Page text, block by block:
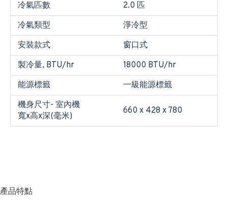
冷氣匹數
2.0 匹
冷氣類型
淨冷型
安裝款式
窗口式
製冷量, BTU/hr
18000 BTU/hr
能源標籤
一級能源標籤
機身尺寸- 室內機
寬x高x深(毫米)
660 x 428 x 780
產品特點